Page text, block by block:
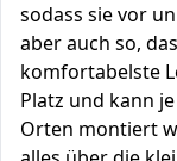
sodass sie vor
aber auch so,
komfortabelste
Platz und kann
Orten montiert